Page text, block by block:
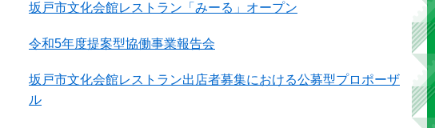
坂戸市文化会館レストラン「みーる」オープン
令和5年度提案型協働事業報告会
坂戸市文化会館レストラン出店者募集における公募型プロポーザ
ル